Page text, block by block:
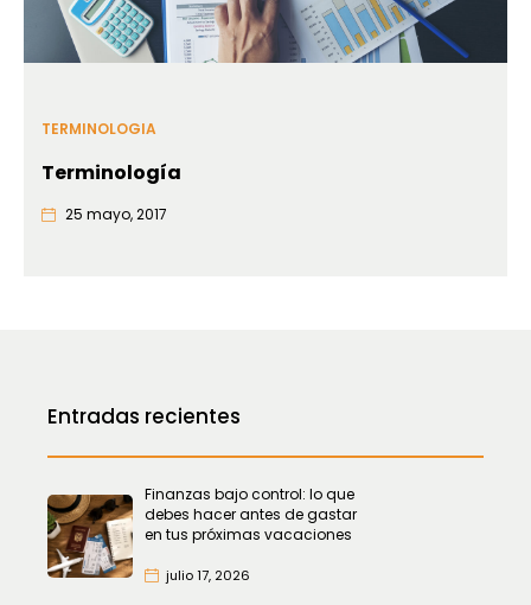
Entradas recientes
Finanzas bajo control: lo que
debes hacer antes de gastar
en tus próximas vacaciones
julio 17, 2026
TERMINOLOGIA
Terminología
25 mayo, 2017